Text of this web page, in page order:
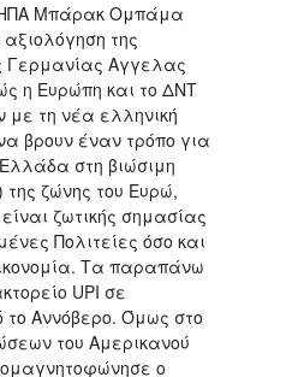
Μπάρακ Ομπάμα
της
Γερμανίας Αγγελας
η Ευρώπη και το ΔΝΤ
με τη νέα ελληνική
βρουν έναν τρόπο για
στη βιώσιμη
ζώνης του Ευρώ,
ζωτικής σημασίας
Πολιτείες όσο και
Τα παραπάνω
UPI σε
το Αννόβερο. Όμως στο
του Αμερικανού
ο